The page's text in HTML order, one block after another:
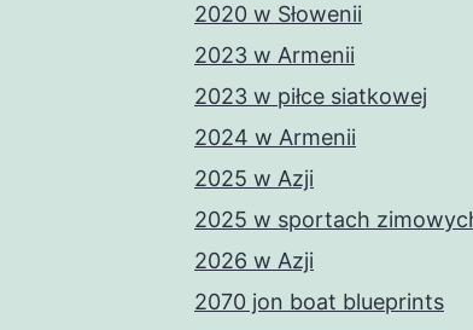
2020 w Słowenii
2023 w Armenii
2023 w piłce siatkowej
2024 w Armenii
2025 w Azji
2025 w sportach
2026 w Azji
2070 jon boat blueprints